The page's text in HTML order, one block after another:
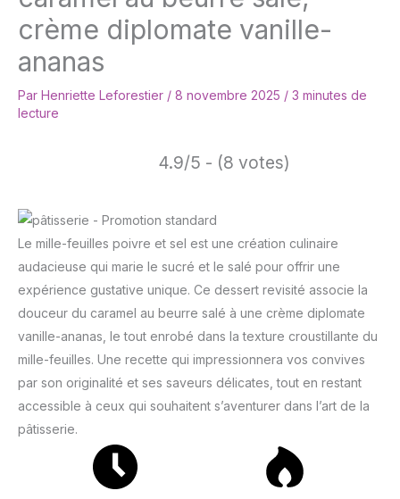
crème diplomate vanille-
ananas
Par Henriette Leforestier / 8 novembre 2025 / 3 minutes de
lecture
4.9/5 - (8 votes)
Le mille-feuilles poivre et sel est une création culinaire
audacieuse qui marie le sucré et le salé pour offrir une
expérience gustative unique. Ce dessert revisité associe la
douceur du caramel au beurre salé à une crème diplomate
vanille-ananas, le tout enrobé dans la texture croustillante du
mille-feuilles. Une recette qui impressionnera vos convives
par son originalité et ses saveurs délicates, tout en restant
accessible à ceux qui souhaitent s’aventurer dans l’art de la
pâtisserie.